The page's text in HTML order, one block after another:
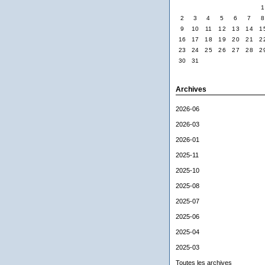
1
2
3 4 5 6 7
8
9
10 11 12 13 14
16
17 18 19 20 21
23
24 25 26 27 28
30
31
Archives
2026-06
2026-03
2026-01
2025-11
2025-10
2025-08
2025-07
2025-06
2025-04
2025-03
Toutes les archives